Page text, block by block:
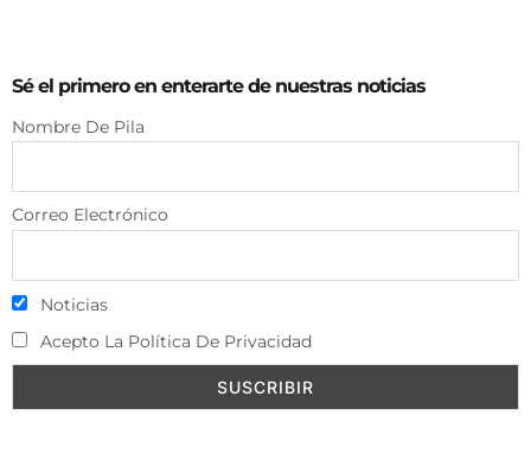
Sé el primero en enterarte de nuestras noticias
Nombre De Pila
Correo Electrónico
Noticias
Acepto La Política De Privacidad